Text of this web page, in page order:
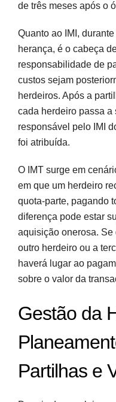
de três meses após o
Quanto ao IMI,
herança, é o cabeça
responsabilidade de
custos sejam
herdeiros. Após a
cada herdeiro passa
responsável pelo IMI
foi atribuída.
O IMT surge em
em que um herdeiro
quota-parte, pagando
diferença pode estar
aquisição onerosa. Se
outro herdeiro ou a
haverá lugar ao
sobre o valor da
Gestão da
Partilhas e